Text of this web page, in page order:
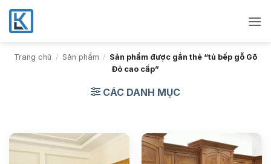
Bỏ
qua
nội
dungTrang chủ / Sản phẩm / Sản phẩm được gắn thẻ “tủ bếp gỗ Gõ
Đỏ cao cấp”
CÁC DANH MỤC